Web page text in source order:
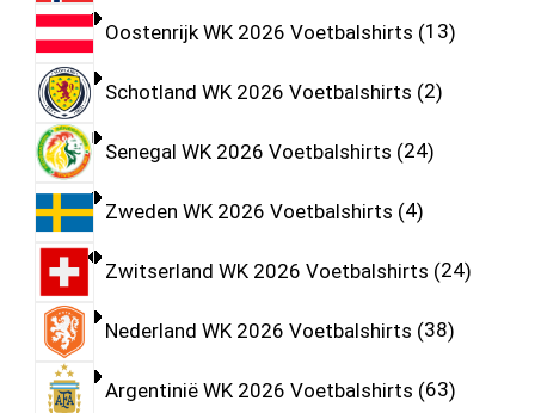
Oostenrijk WK 2026 Voetbalshirts 13
Schotland WK 2026 Voetbalshirts 2
Senegal WK 2026 Voetbalshirts 24
Zweden WK 2026 Voetbalshirts 4
Zwitserland WK 2026 Voetbalshirts 24
Nederland WK 2026 Voetbalshirts 38
Argentinië WK 2026 Voetbalshirts 63